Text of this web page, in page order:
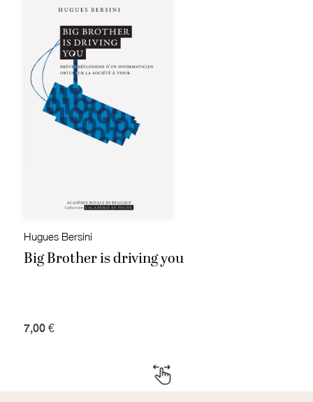
Hugues Bersini
Big Brother is driving you
7,00 €